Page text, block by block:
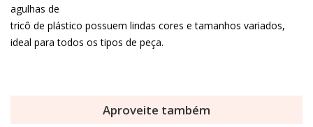
agulhas de
tricô de plástico possuem lindas cores e tamanhos variados,
ideal para todos os tipos de peça.
Aproveite também